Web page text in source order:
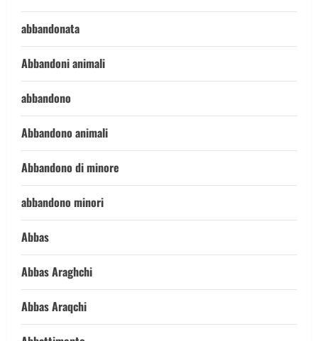
abbandonata
Abbandoni animali
abbandono
Abbandono animali
Abbandono di minore
abbandono minori
Abbas
Abbas Araghchi
Abbas Araqchi